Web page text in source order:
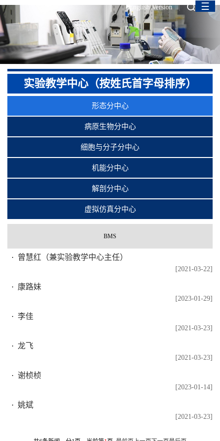
English Version ☰
实验教学中心（按姓氏首字母排序）
形态分中心
病原生物分中心
细胞与分子分中心
机能分中心
解剖分中心
虚拟仿真分中心
BMS
曾慧红（兼实验教学中心主任）
[2021-03-22]
康路妹
[2023-01-29]
李佳
[2021-03-23]
龙飞
[2021-03-23]
谢桢桢
[2023-01-14]
姚斌
[2021-03-23]